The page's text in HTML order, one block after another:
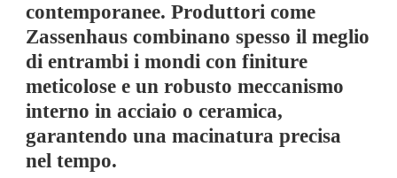
contemporanee. Produttori come
Zassenhaus combinano spesso il meglio
di entrambi i mondi con finiture
meticolose e un robusto meccanismo
interno in acciaio o ceramica,
garantendo una macinatura precisa
nel tempo.